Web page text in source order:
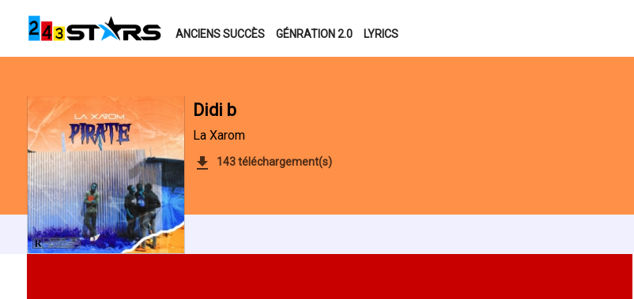
ANCIENS SUCCÈS GÉNRATION 2.0 LYRICS
Didi b
La Xarom
143 téléchargement(s)